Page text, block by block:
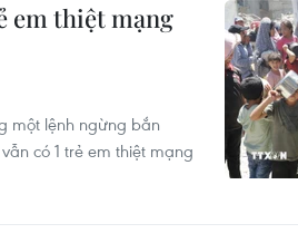
em thiệt mạng
một lệnh ngừng bắn
có 1 trẻ em thiệt mạng